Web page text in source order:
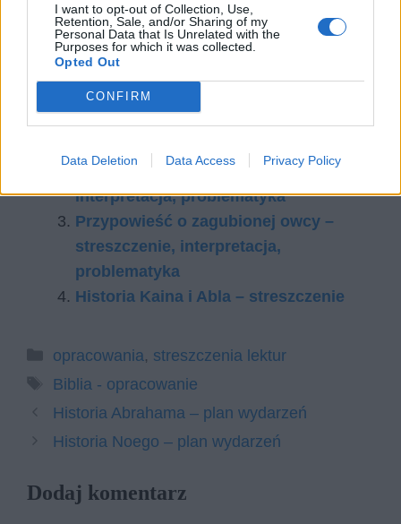
I want to opt-out of Collection, Use,
Retention, Sale, and/or Sharing of my
Personal Data that Is Unrelated with the
Purposes for which it was collected.
Opted Out
CONFIRM
Data Deletion Data Access Privacy Policy
Czytaj także:
Przypowieść o miłosiernym
Samarytaninie – streszczenie,
interpretacja, problematyka
nieroztropnych – streszczenie,
interpretacja, problematyka
Przypowieść o zagubionej owcy –
streszczenie, interpretacja,
problematyka
Historia Kaina i Abla – streszczenie
Kategorie
opracowania, streszczenia lektur
Tagi
Biblia - opracowanie
Historia Abrahama – plan wydarzeń
Historia Noego – plan wydarzeń
Dodaj komentarz